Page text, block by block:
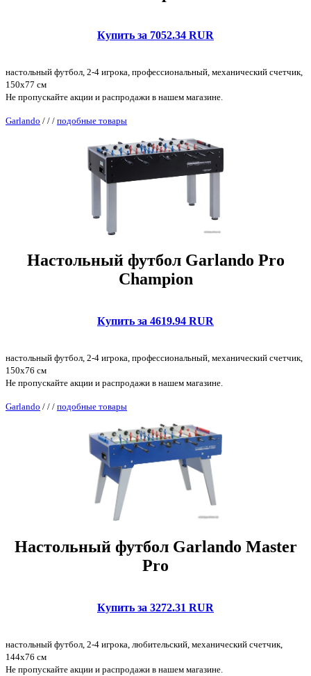
Купить за 7052.34 RUR
настольный футбол, 2-4 игрока, профессиональный, механический счетчик,
150x77 см
Не пропускайте акции и распродажи в нашем магазине.
Garlando / / / подобные товары
Настольный футбол Garlando Pro
Champion
Купить за 4619.94 RUR
настольный футбол, 2-4 игрока, профессиональный, механический счетчик,
150x76 см
Не пропускайте акции и распродажи в нашем магазине.
Garlando / / / подобные товары
Настольный футбол Garlando Master
Pro
Купить за 3272.31 RUR
настольный футбол, 2-4 игрока, любительский, механический счетчик,
144x76 см
Не пропускайте акции и распродажи в нашем магазине.